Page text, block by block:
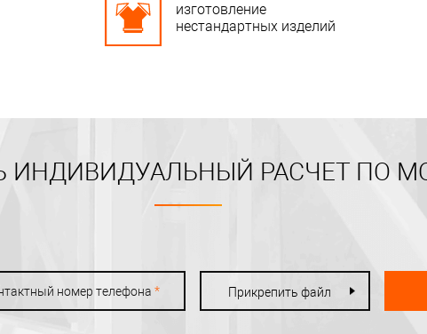
изготовление
нестандартных изделий
ИНДИВИДУАЛЬНЫЙ РАСЧЕТ ПО
номер телефона * Прикрепить файл